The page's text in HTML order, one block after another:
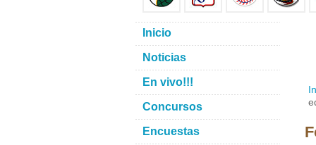
Inicio
Noticias
En vivo!!!
Concursos
Encuestas